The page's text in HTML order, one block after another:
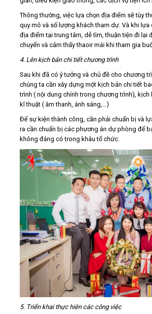
Thông thường, việc lựa chọn địa điểm sẽ tùy
quy mô và số lượng khách tham dự. Và khi
địa điểm tại trung tâm, dễ tìm, thuận tiện đi lại
chuyển và cảm thấy thaoir mái khi tham gia
4. Lên kịch bản chi tiết chương trình
Sau khi đã có ý tưởng và chủ đề cho chương
chúng ta cần xây dựng một kịch bản chi tiết
trình ( nội dung chính trong chương trình), kịch
kĩ thuật ( âm thanh, ánh sáng,…)
Để sự kiện thành công, cần phải chuẩn bị và
ra cần chuẩn bị các phương án dự phòng để
không đáng có trong khâu tổ chức.
5. Triển khai thực hiện các công việc